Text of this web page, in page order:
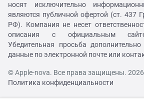
носят исключительно
являются публичной офертой (ст. 437
РФ). Компания не несет
описания с официальным
Убедительная просьба
данные по электронной почте или
© Apple-nova. Все права защищены. 2026
Политика конфиденциальности